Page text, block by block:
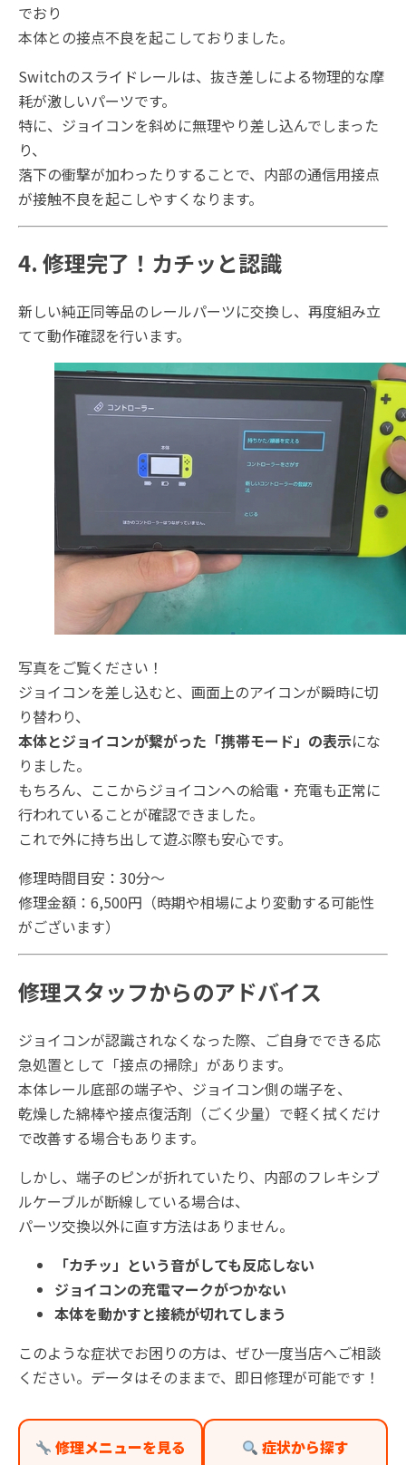
でおり
本体との接点不良を起こしておりました。
Switchのスライドレールは、抜き差しによる物理的な摩
耗が激しいパーツです。
特に、ジョイコンを斜めに無理やり差し込んでしまった
り、
落下の衝撃が加わったりすることで、内部の通信用接点
が接触不良を起こしやすくなります。
4. 修理完了！カチッと認識
新しい純正同等品のレールパーツに交換し、再度組み立
てて動作確認を行います。
写真をご覧ください！
ジョイコンを差し込むと、画面上のアイコンが瞬時に切
り替わり、
本体とジョイコンが繋がった「携帯モード」の表示にな
りました。
もちろん、ここからジョイコンへの給電・充電も正常に
行われていることが確認できました。
これで外に持ち出して遊ぶ際も安心です。
修理時間目安：30分～
修理金額：6,500円（時期や相場により変動する可能性
がございます）
修理スタッフからのアドバイス
ジョイコンが認識されなくなった際、ご自身でできる応
急処置として「接点の掃除」があります。
本体レール底部の端子や、ジョイコン側の端子を、
乾燥した綿棒や接点復活剤（ごく少量）で軽く拭くだけ
で改善する場合もあります。
しかし、端子のピンが折れていたり、内部のフレキシブ
ルケーブルが断線している場合は、
パーツ交換以外に直す方法はありません。
「カチッ」という音がしても反応しない
ジョイコンの充電マークがつかない
本体を動かすと接続が切れてしまう
このような症状でお困りの方は、ぜひ一度当店へご相談
ください。データはそのままで、即日修理が可能です！
修理メニューを見る 症状から探す